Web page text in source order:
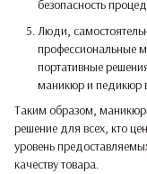
безопасность
Люди,
профессиональные
портативные
маникюр и педикюр
Таким образом,
решение для всех, кто
уровень
качеству товара.